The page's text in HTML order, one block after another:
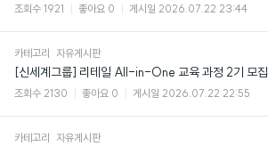
조회수 1921 좋아요 0 게시일 2026.07.22 23:44
카테고리 자유게시판
[신세계그룹] 리테일 All-in-One 교육 과정 2기 모집
조회수 2130 좋아요 0 게시일 2026.07.22 22:55
카테고리 자유게시판